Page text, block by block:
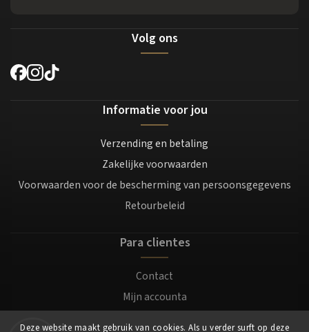
Deze website maakt gebruik van cookies. Als u verder surft op deze
Volg ons
Informatie voor jou
Verzending en betaling
Zakelijke voorwaarden
Voorwaarden voor de bescherming van persoonsgegevens
Retourbeleid
Para clientes
Contact
Mijn accounta